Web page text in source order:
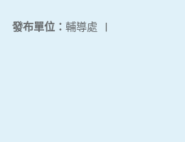
發布單位： 輔導處 |